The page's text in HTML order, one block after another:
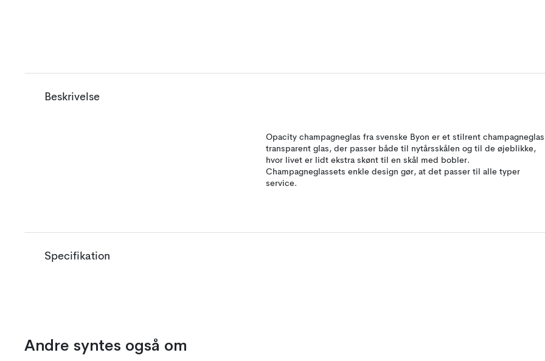
Beskrivelse
Opacity champagneglas fra svenske Byon er et stilrent
transparent glas, der passer både til nytårsskålen og til de øjeblikke,
hvor livet er lidt ekstra skønt til en skål med bobler.
Champagneglassets enkle design gør, at det passer til alle typer
service.
Specifikation
Andre syntes også om